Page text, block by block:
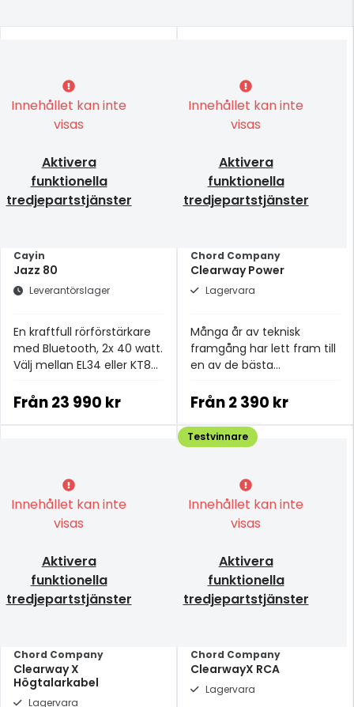
Innehållet kan inte
visas
Aktivera
funktionella
tredjepartstjänster
Cayin
Jazz 80
Leverantörslager
En kraftfull rörförstärkare
med Bluetooth, 2x 40 watt.
Välj mellan EL34 eller KT88
Från23 990 kr
Innehållet kan inte
visas
Aktivera
funktionella
tredjepartstjänster
Chord Company
Clearway Power
Lagervara
Många år av teknisk
framgång har lett fram till
en av de bästa
prisklassen.
Från2 390 kr
Innehållet kan inte
visas
Aktivera
funktionella
tredjepartstjänster
Chord Company
Clearway X
Högtalarkabel
Lagervara
Innehållet kan inte
visas
Aktivera
funktionella
tredjepartstjänster
Chord Company
ClearwayX RCA
Lagervara
Testvinnare